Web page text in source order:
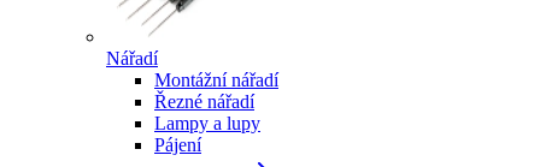
Nářadí
Montážní nářadí
Řezné nářadí
Lampy a lupy
Pájení